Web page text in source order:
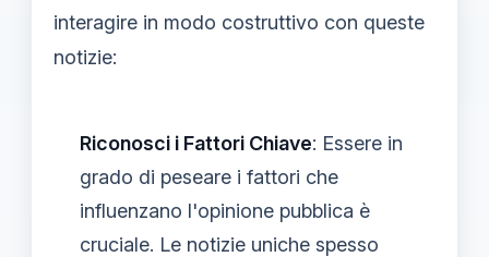
interagire in modo costruttivo con queste
notizie:
Riconosci i Fattori Chiave: Essere in
grado di peseare i fattori che
influenzano l'opinione pubblica è
cruciale. Le notizie uniche spesso